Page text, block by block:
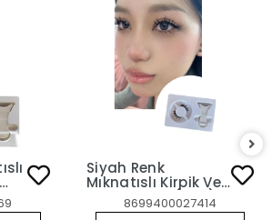
Siyah Renk
Mıknatıslı Kirpik Ve
Aparat Seti (003)
8699400027414